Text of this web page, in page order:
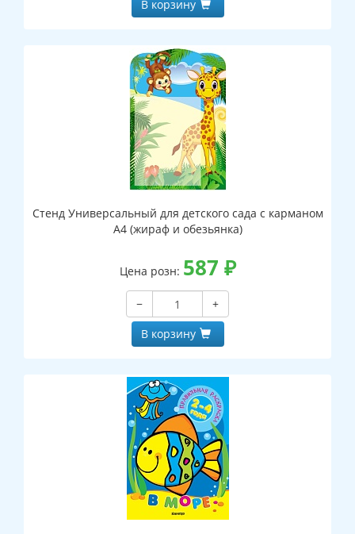
В корзину
Стенд Универсальный для детского сада с карманом
А4 (жираф и обезьянка)
Цена розн: 587 ₽
−
+
В корзину